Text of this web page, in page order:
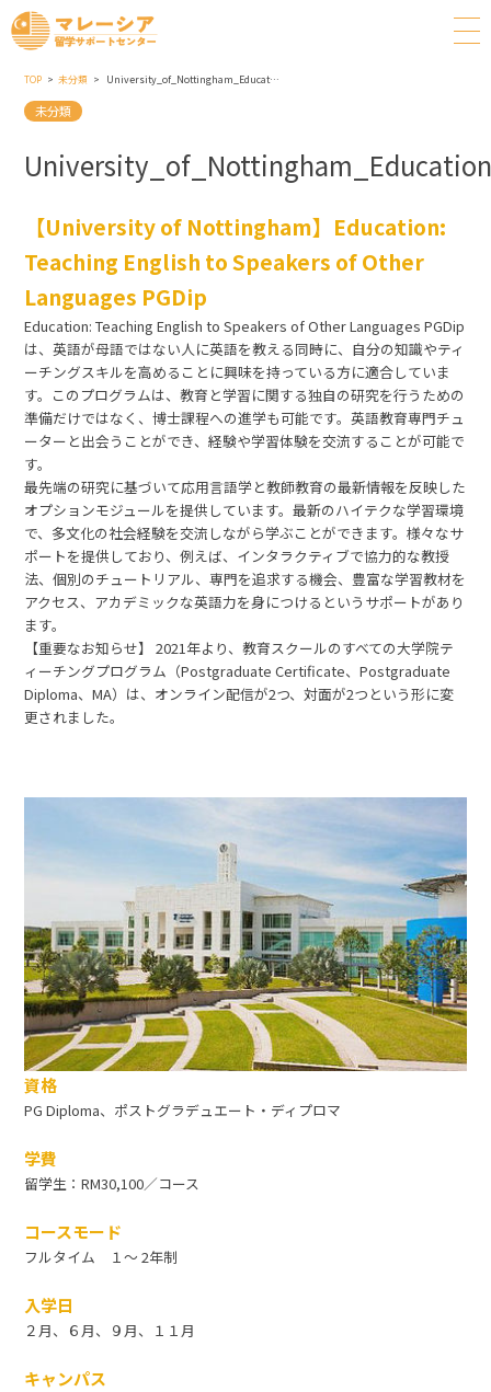
TOP 未分類 University_of_Nottingham_Education_Teaching_English_to_Speakers_of_Other_Languages_PGDip
未分類
【University of Nottingham】Education:
Teaching English to Speakers of Other
Languages PGDip
Education: Teaching English to Speakers of Other Languages PGDip
は、英語が母語ではない人に英語を教える同時に、自分の知識やティ
ーチングスキルを高めることに興味を持っている方に適合していま
す。このプログラムは、教育と学習に関する独自の研究を行うための
準備だけではなく、博士課程への進学も可能です。英語教育専門チュ
ーターと出会うことができ、経験や学習体験を交流することが可能で
す。
最先端の研究に基づいて応用言語学と教師教育の最新情報を反映した
オプションモジュールを提供しています。最新のハイテクな学習環境
で、多文化の社会経験を交流しながら学ぶことができます。様々なサ
ポートを提供しており、例えば、インタラクティブで協力的な教授
法、個別のチュートリアル、専門を追求する機会、豊富な学習教材を
アクセス、アカデミックな英語力を身につけるというサポートがあり
ます。
【重要なお知らせ】 2021年より、教育スクールのすべての大学院テ
ィーチングプログラム（Postgraduate Certificate、Postgraduate
Diploma、MA）は、オンライン配信が2つ、対面が2つという形に変
更されました。
資格
PG Diploma、ポストグラデュエート・ディプロマ
学費
留学生：RM30,100／コース
コースモード
フルタイム １〜 2年制
入学日
２月、６月、９月、１１月
キャンパス